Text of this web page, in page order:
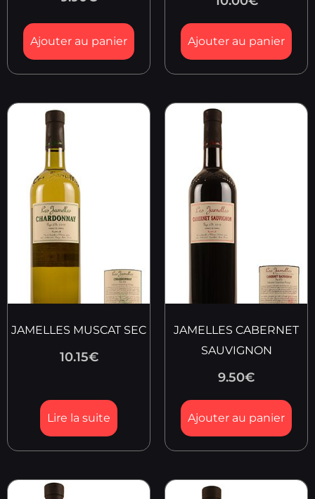
Ajouter au panier Ajouter au panier
JAMELLES MUSCAT SEC
10.15€
Lire la suite
JAMELLES CABERNET
SAUVIGNON
9.50€
Ajouter au panier